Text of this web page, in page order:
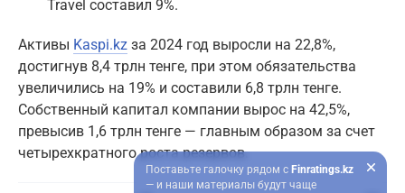
Travel составил 9%.
Активы Kaspi.kz за 2024 год выросли на 22,8%,
достигнув 8,4 трлн тенге, при этом обязательства
увеличились на 19% и составили 6,8 трлн тенге.
Собственный капитал компании вырос на 42,5%,
превысив 1,6 трлн тенге — главным образом за счет
четырехкратного роста резервов.
Поставьте галочку рядом с Finratings.kz
— и наши материалы будут чаще